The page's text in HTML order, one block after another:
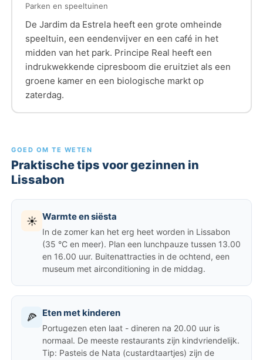
Parken en speeltuinen
De Jardim da Estrela heeft een grote omheinde
speeltuin, een eendenvijver en een café in het
midden van het park. Principe Real heeft een
indrukwekkende cipresboom die eruitziet als een
groene kamer en een biologische markt op
zaterdag.
GOED OM TE WETEN
Praktische tips voor gezinnen in
Lissabon
☀️ Warmte en siësta
In de zomer kan het erg heet worden in Lissabon
(35 °C en meer). Plan een lunchpauze tussen 13.00
en 16.00 uur. Buitenattracties in de ochtend, een
museum met airconditioning in de middag.
🍕 Eten met kinderen
Portugezen eten laat - dineren na 20.00 uur is
normaal. De meeste restaurants zijn kindvriendelijk.
Tip: Pasteis de Nata (custardtaartjes) zijn de